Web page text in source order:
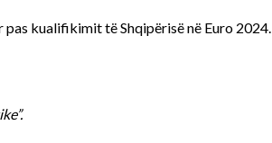
kualifikimit të Shqipërisë në Euro 2024.